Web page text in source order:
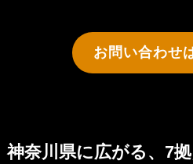
お問い合わせ
神奈川県に広がる、7